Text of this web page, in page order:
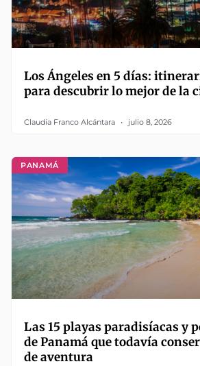
Los Ángeles en 5 días:
para descubrir lo mejor de la
Claudia Franco Alcántara julio 8, 2026
PANAMÁ
Las 15 playas paradisíacas y
de Panamá que todavía
de aventura